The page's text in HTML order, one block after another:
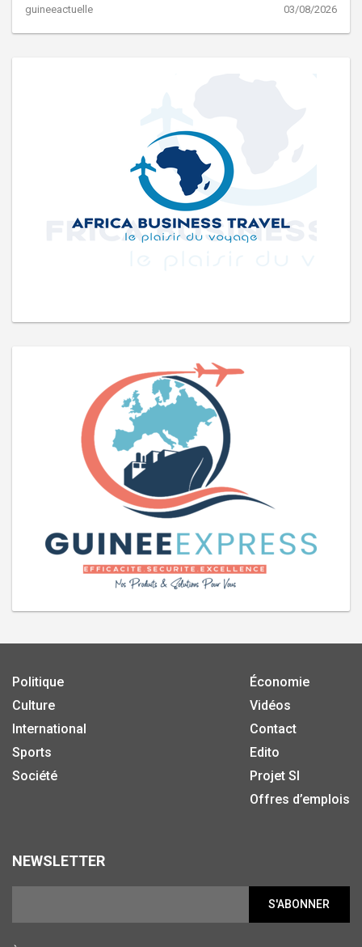
guineeactuelle 03/08/2026
Politique
Culture
International
Sports
Société
Économie
Vidéos
Contact
Edito
Projet SI
Offres d’emplois
NEWSLETTER
S'ABONNER